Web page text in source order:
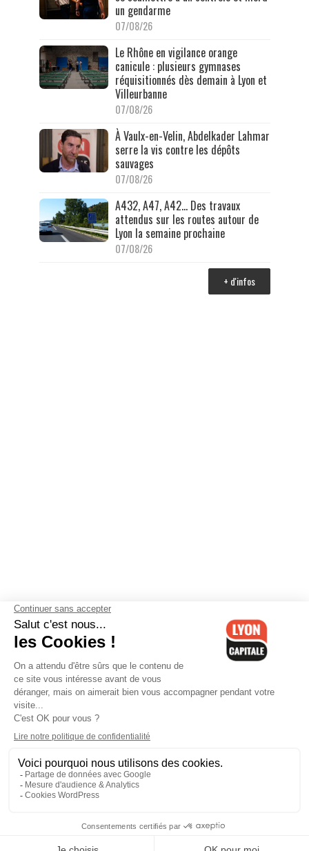
un gendarme
07/08/26
Le Rhône en vigilance orange
canicule : plusieurs gymnases
réquisitionnés dès demain à Lyon et
Villeurbanne
07/08/26
À Vaulx-en-Velin, Abdelkader Lahmar
serre la vis contre les dépôts
sauvages
07/08/26
A432, A47, A42… Des travaux
attendus sur les routes autour de
Lyon la semaine prochaine
07/08/26
+ d'infos
Contactez-nous-Mentions légales-CGV-Politique de
confidentialité-Gestion des cookies
Cedex 06